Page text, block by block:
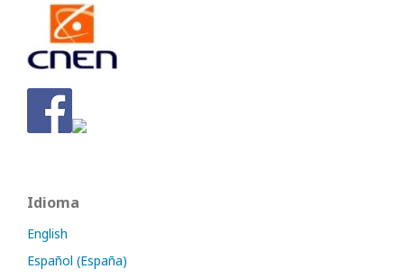
Idioma
English
Español (España)